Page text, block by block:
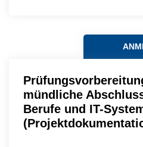
mündliche
Berufe und IT-